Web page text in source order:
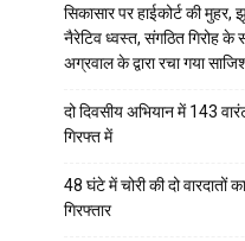
सिकासार पर हाईकोर्ट की मुहर,
नैरेटिव ध्वस्त, संगठित गिरोह
अग्रवाल के द्वारा रचा गया
दो दिवसीय अभियान में 143
गिरफ्त में
48 घंटे में चोरी की दो वारदातों
गिरफ्तार